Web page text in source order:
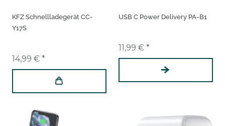
KFZ Schnellladegerät CC-
Y17S
14,99 € *
USB C Power Delivery PA-B1
11,99 € *